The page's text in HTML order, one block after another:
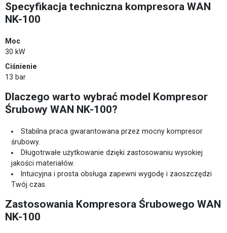
Specyfikacja techniczna kompresora WAN
NK-100
Moc
30 kW
Ciśnienie
13 bar
Dlaczego warto wybrać model Kompresor
Śrubowy WAN NK-100?
Stabilna praca gwarantowana przez mocny kompresor
śrubowy.
Długotrwałe użytkowanie dzięki zastosowaniu wysokiej
jakości materiałów.
Intuicyjna i prosta obsługa zapewni wygodę i zaoszczędzi
Twój czas.
Zastosowania Kompresora Śrubowego WAN
NK-100